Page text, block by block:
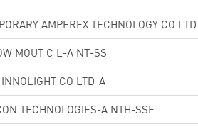
AMPEREX TECHNOLOGY CO LTD
MOUT C L-A NT-SS
CO LTD-A
TECHNOLOGIES-A NTH-SSE